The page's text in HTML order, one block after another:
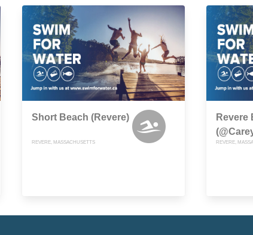
Short Beach (Revere)
REVERE, MASSACHUSETTS
Revere
REVERE,